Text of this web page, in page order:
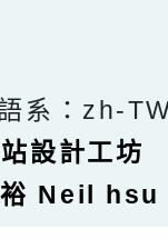
系：zh-
設計工坊
Neil hsu